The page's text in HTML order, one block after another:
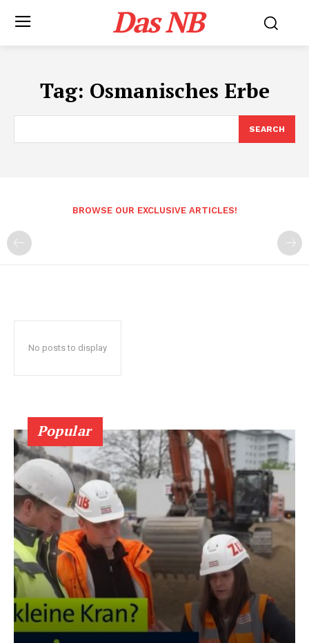
Das NB
Tag: Osmanisches Erbe
SEARCH
BROWSE OUR EXCLUSIVE ARTICLES!
No posts to display
Popular